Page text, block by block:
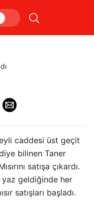
Sezonu
caddesi üst geçit
bilinen Taner
satışa çıkardı.
geldiğinde her
satışları başladı.